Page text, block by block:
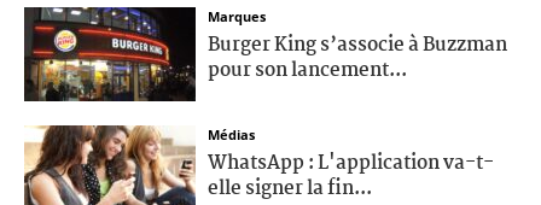
Marques
Burger King s’associe à Buzzman
pour son lancement...
Médias
WhatsApp : L'application va-t-
elle signer la fin...